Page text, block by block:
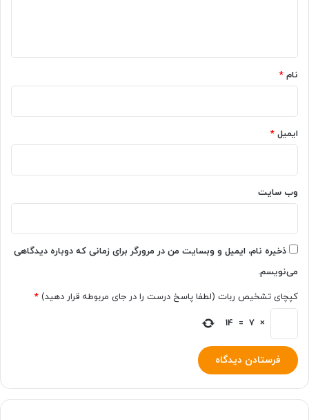
نام *
ایمیل *
وب‌ سایت
ذخیره نام، ایمیل و وبسایت من در مرورگر برای زمانی که دوباره دیدگاهی
می‌نویسم.
کپچای تشخیص ربات (لطفا پاسخ درست را در جای مربوطه قرار دهید) *
×
7
=
14